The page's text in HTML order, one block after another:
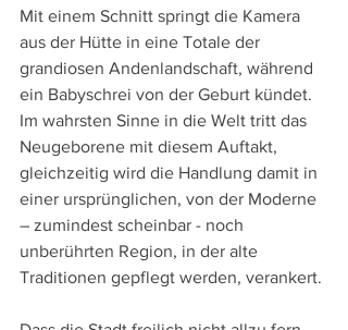
Mit einem Schnitt springt die Kamera
aus der Hütte in eine Totale der
grandiosen Andenlandschaft, während
ein Babyschrei von der Geburt kündet.
Im wahrsten Sinne in die Welt tritt das
Neugeborene mit diesem Auftakt,
gleichzeitig wird die Handlung damit in
einer ursprünglichen, von der Moderne
– zumindest scheinbar - noch
unberührten Region, in der alte
Traditionen gepflegt werden, verankert.